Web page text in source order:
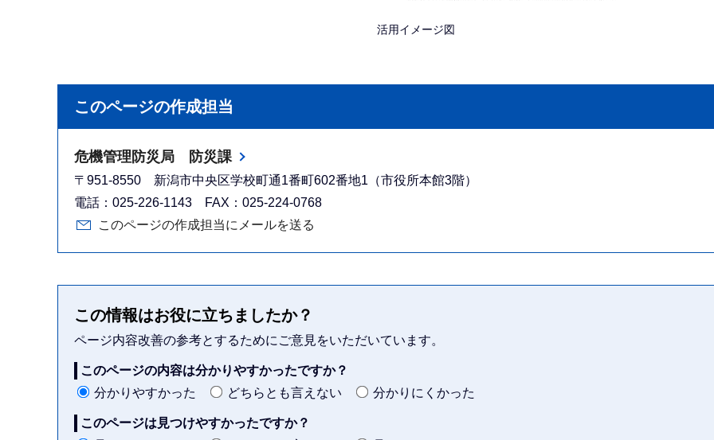
活用イメージ図
このページの作成担当
危機管理防災局 防災課
〒951-8550 新潟市中央区学校町通1番町602番地1（市役所本館3階）
電話：025-226-1143 FAX：025-224-0768
このページの作成担当にメールを送る
この情報はお役に立ちましたか？
ページ内容改善の参考とするためにご意見をいただいています。
このページの内容は分かりやすかったですか？
分かりやすかった
どちらとも言えない 分かりにくかった
このページは見つけやすかったですか？